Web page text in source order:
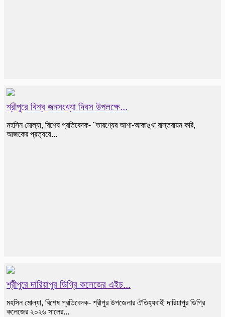
শ্রীপুরে বিশ্ব জনসংখ্যা দিবস উপলক্ষে...
মহসিন মোল্যা, বিশেষ প্রতিবেদক- "তারণ্যের আশা-আকাঙ্খা বাস্তবায়ন করি,
আজকের প্রত্যয়ে...
শ্রীপুরে দারিয়াপুর ডিগ্রি কলেজের এইচ...
মহসিন মোল্যা, বিশেষ প্রতিবেদক- শ্রীপুর উপজেলার ঐতিহ্যবাহী দারিয়াপুর ডিগ্রি
কলেজের ২০২৬ সালের...